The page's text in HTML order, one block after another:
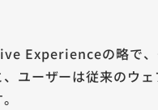
Experienceの略で
ユーザーは従来のウ